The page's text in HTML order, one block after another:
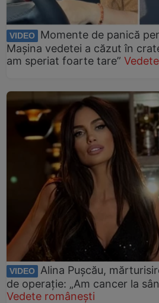
VIDEO
Momente de panică
Mașina vedetei a căzut în
am speriat foarte tare”
VIDEO
Alina Pușcău,
de operație: „Am cancer la
Vedete românești